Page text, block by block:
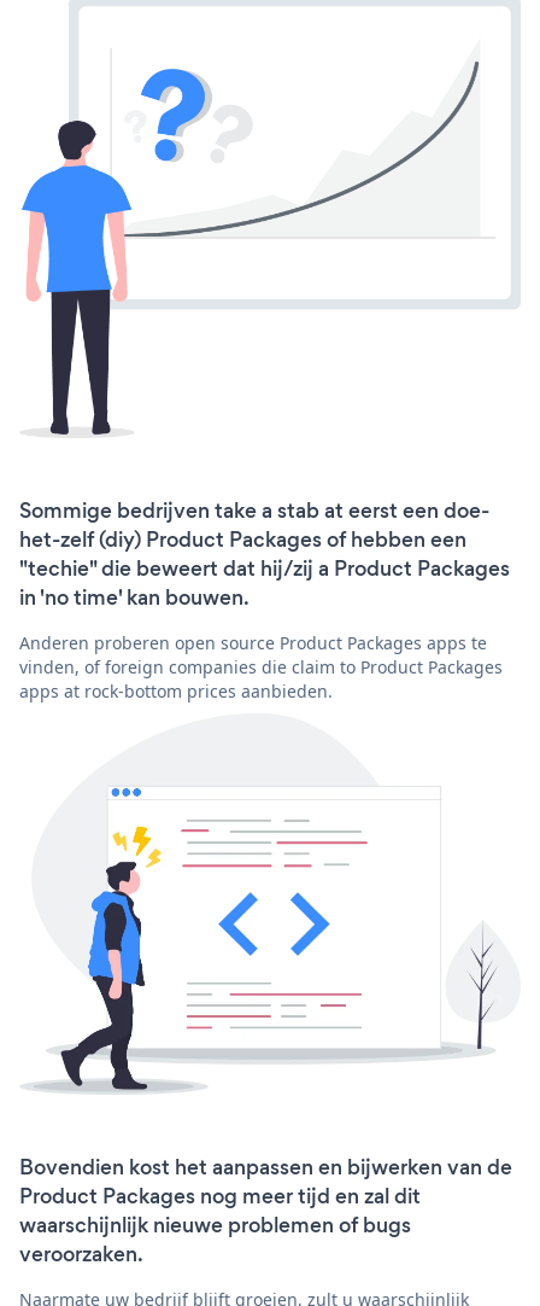
Sommige bedrijven take a stab at eerst een doe-
het-zelf (diy) Product Packages of hebben een
"techie" die beweert dat hij/zij a Product Packages
in 'no time' kan bouwen.
Anderen proberen open source Product Packages apps te
vinden, of foreign companies die claim to Product Packages
apps at rock-bottom prices aanbieden.
Bovendien kost het aanpassen en bijwerken van de
Product Packages nog meer tijd en zal dit
waarschijnlijk nieuwe problemen of bugs
veroorzaken.
Naarmate uw bedrijf blijft groeien, zult u waarschijnlijk